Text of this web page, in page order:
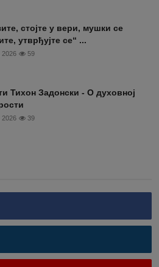
стојте у вери, мушки се
утврђујте се“ ...
2026 59
Тихон Задонски - О духовној
2026 39